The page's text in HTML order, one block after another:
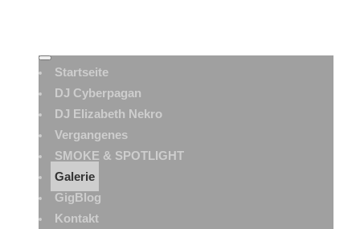
Startseite
DJ Cyberpagan
DJ Elizabeth Nekro
Vergangenes
SMOKE & SPOTLIGHT
Galerie
GigBlog
Kontakt